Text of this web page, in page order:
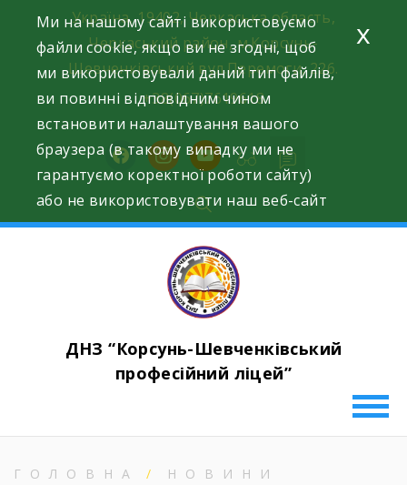
content
Україна, 19402, Черкаська область,
Черкаський район, м.Корсунь-
Шевченківський вул.Перемоги, 226.
+38(067)7619618
facebookinstagram
youtube
ДНЗ “Корсунь-Шевченківський
професійний ліцей”
ГОЛОВНА
НОВИНИ
Ми на нашому сайті використовуємо
файли cookie, якщо ви не згодні, щоб
ми використовували даний тип файлів,
ви повинні відповідним чином
встановити налаштування вашого
браузера (в такому випадку ми не
гарантуємо коректної роботи сайту)
або не використовувати наш веб-сайт
x